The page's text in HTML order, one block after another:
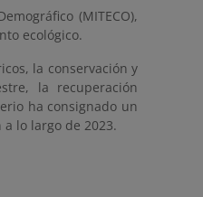
(MITECO),
ecológico.
la conservación y
la recuperación
ha consignado un
lo largo de 2023.